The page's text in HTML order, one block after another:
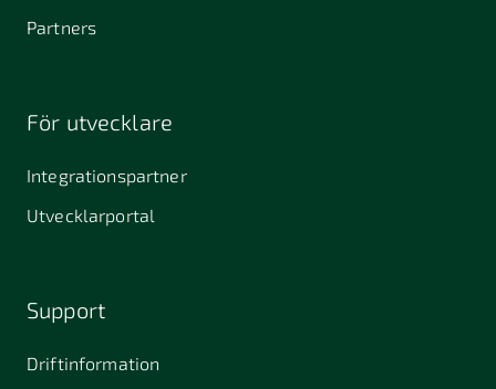
Partners
För utvecklare
Integrationspartner
Utvecklarportal
Support
Driftinformation